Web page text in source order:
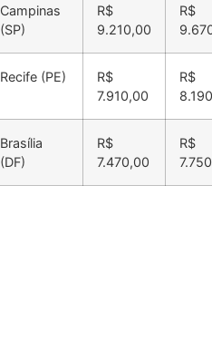
Campinas
(SP)
R$
9.210,00
R$
Recife (PE)
R$
7.910,00
R$
Brasília
(DF)
R$
7.470,00
R$